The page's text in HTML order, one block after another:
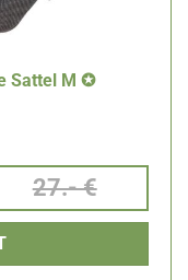
Sattel M ✪
27.- €